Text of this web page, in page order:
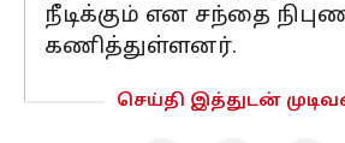
நீடிக்கும் என சந்தை
கணித்துள்ளனர்.
செய்தி இத்துடன்